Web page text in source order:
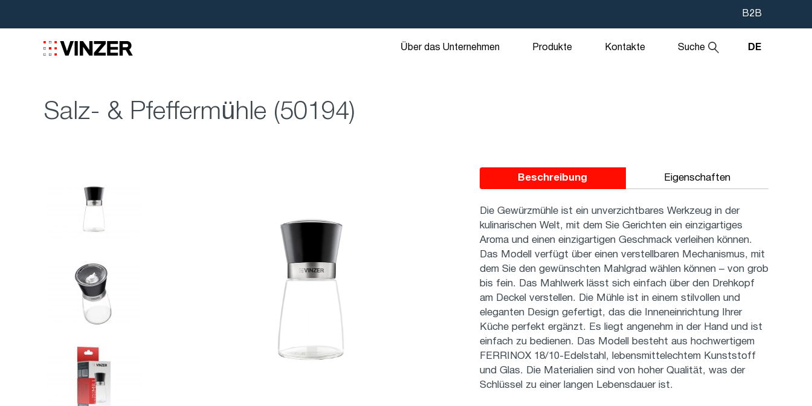
В2В
Über das Unternehmen Produkte Kontakte Suche DE
Salz- & Pfeffermühle (50194)
Beschreibung Eigenschaften
Die Gewürzmühle ist ein unverzichtbares Werkzeug in der
kulinarischen Welt, mit dem Sie Gerichten ein einzigartiges
Aroma und einen einzigartigen Geschmack verleihen können.
Das Modell verfügt über einen verstellbaren Mechanismus, mit
dem Sie den gewünschten Mahlgrad wählen können – von grob
bis fein. Das Mahlwerk lässt sich einfach über den Drehkopf
am Deckel verstellen. Die Mühle ist in einem stilvollen und
eleganten Design gefertigt, das die Inneneinrichtung Ihrer
Küche perfekt ergänzt. Es liegt angenehm in der Hand und ist
einfach zu bedienen. Das Modell besteht aus hochwertigem
FERRINOX 18/10-Edelstahl, lebensmittelechtem Kunststoff
und Glas. Die Materialien sind von hoher Qualität, was der
Schlüssel zu einer langen Lebensdauer ist.